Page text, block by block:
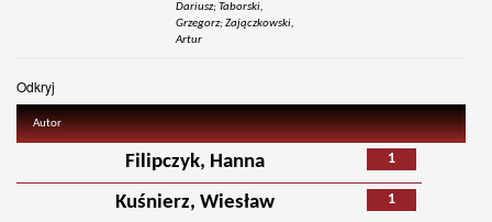
Dariusz; Taborski,
Grzegorz; Zajączkowski,
Artur
Odkryj
Autor
1
Filipczyk, Hanna
1
Kuśnierz, Wiesław